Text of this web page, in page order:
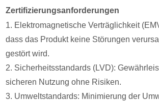
Zertifizierungsanforderungen
1. Elektromagnetische Verträglichkeit
dass das Produkt keine Störungen
gestört wird.
2. Sicherheitsstandards (LVD):
sicheren Nutzung ohne Risiken.
3. Umweltstandards: Minimierung der